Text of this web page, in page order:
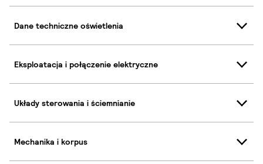
Dane techniczne oświetlenia
Eksploatacja i połączenie elektryczne
Układy sterowania i ściemnianie
Mechanika i korpus